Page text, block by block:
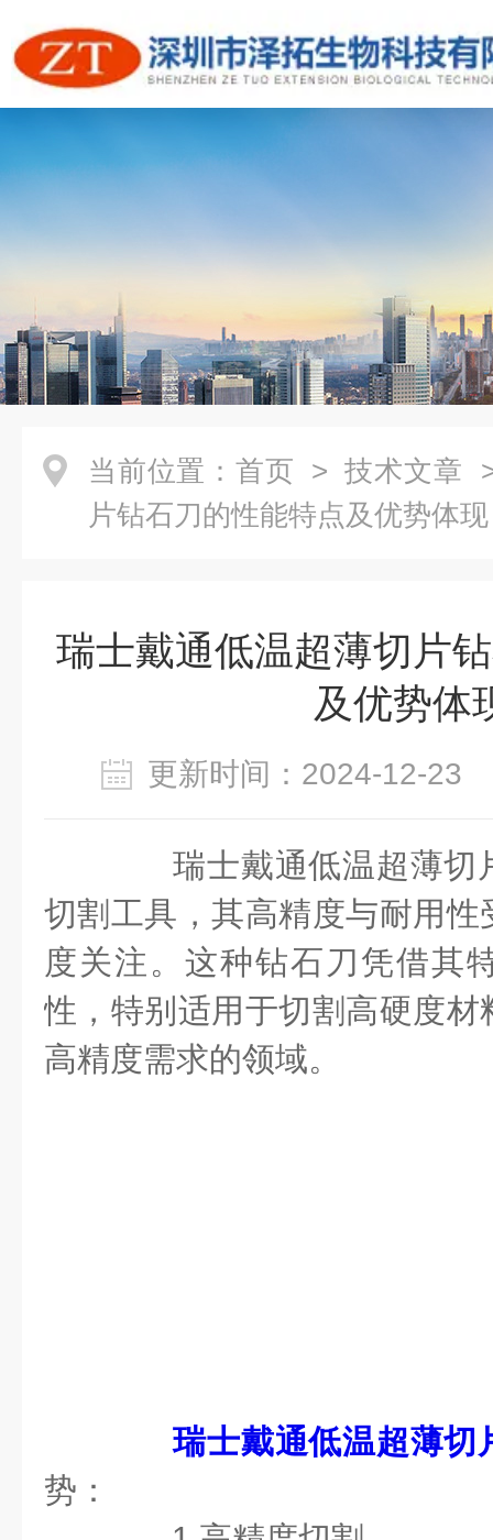
当前位置： 首页 > 技术文章
片钻石刀的性能特点及优势体现
瑞士戴通低温超薄切片
及优势体
更新时间：2024-12-
瑞士戴通低温超薄切
切割工具，其高精度与耐用
度关注。这种钻石刀凭借其
性，特别适用于切割高硬度
高精度需求的领域。
瑞士戴通低温超薄切
势：